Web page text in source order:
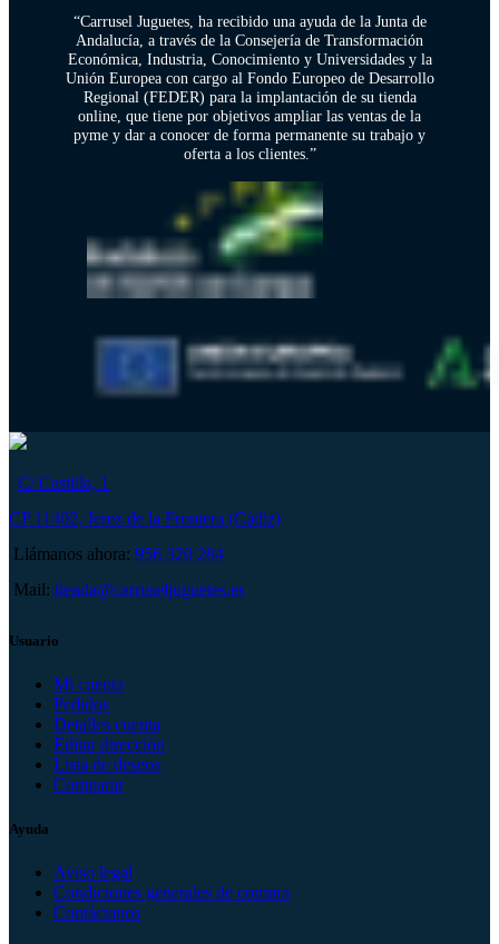
“Carrusel Juguetes, ha recibido una ayuda de la Junta de
Andalucía, a través de la Consejería de Transformación
Económica, Industria, Conocimiento y Universidades y la
Unión Europea con cargo al Fondo Europeo de Desarrollo
Regional (FEDER) para la implantación de su tienda
online, que tiene por objetivos ampliar las ventas de la
pyme y dar a conocer de forma permanente su trabajo y
oferta a los clientes.”
C/ Castilla, 1
CP 11402, Jerez de la Frontera (Cádiz)
Llámanos ahora: 956 320 284
Mail: tienda@carruseljuguetes.es
Usuario
Mi cuenta
Pedidos
Detalles cuenta
Editar dirección
Lista de deseos
Comparar
Ayuda
Aviso legal
Condiciones generales de compra
Contáctanos